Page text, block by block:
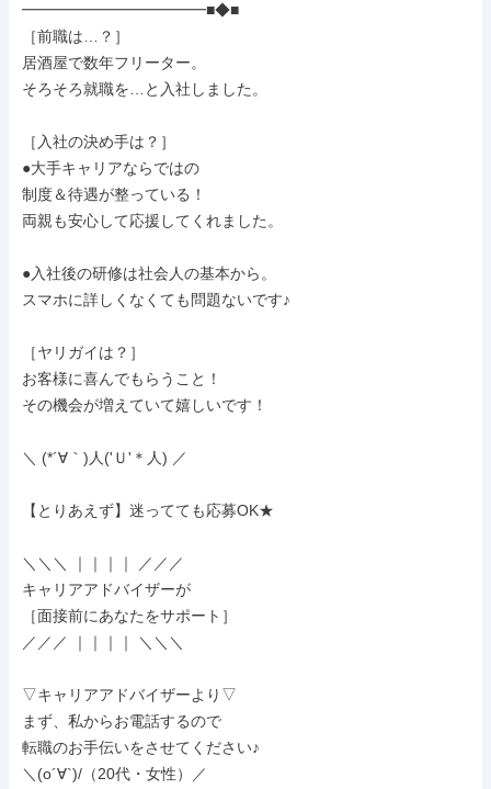
━━━━━━━━━━━━■◆■
［前職は…？］
居酒屋で数年フリーター。
そろそろ就職を…と入社しました。
［入社の決め手は？］
●大手キャリアならではの
制度＆待遇が整っている！
両親も安心して応援してくれました。
●入社後の研修は社会人の基本から。
スマホに詳しくなくても問題ないです♪
［ヤリガイは？］
お客様に喜んでもらうこと！
その機会が増えていて嬉しいです！
＼ (*´∀｀)人('Ｕ'＊人) ／
【とりあえず】迷ってても応募OK★
＼＼＼ ｜｜｜｜ ／／／
キャリアアドバイザーが
［面接前にあなたをサポート］
／／／ ｜｜｜｜ ＼＼＼
▽キャリアアドバイザーより▽
まず、私からお電話するので
転職のお手伝いをさせてください♪
＼(o´∀`)/（20代・女性）／